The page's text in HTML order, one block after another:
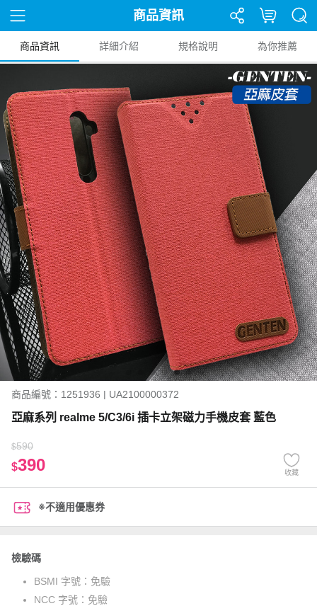
商品資訊
商品資訊 詳細介紹 規格說明 為你推薦
商品編號：1251936 | UA2100000372
亞麻系列 realme 5/C3/6i 插卡立架磁力手機皮套 藍色
$590
$390 收藏
※不適用優惠券
檢驗碼
BSMI 字號： 免驗
NCC 字號： 免驗